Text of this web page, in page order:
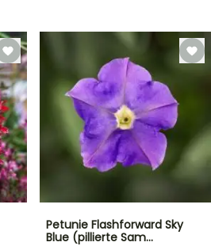
Petunie Flashforward Sky
Blue (pillierte Sam…